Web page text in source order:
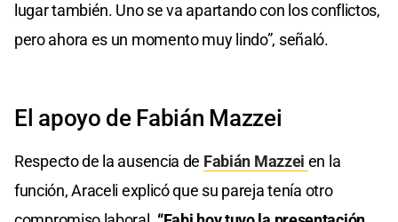
lugar también. Uno se va apartando con los conflictos,
pero ahora es un momento muy lindo”, señaló.
El apoyo de Fabián Mazzei
Respecto de la ausencia de Fabián Mazzei en la
función, Araceli explicó que su pareja tenía otro